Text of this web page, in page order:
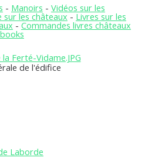
- Manoirs - Vidéos sur les
sur les châteaux - Livres sur les
- Commandes livres châteaux
de l'édifice
Laborde